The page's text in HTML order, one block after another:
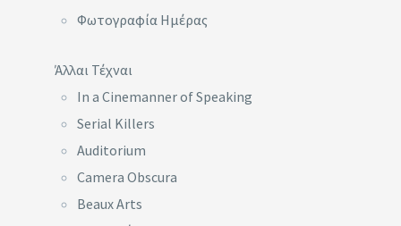
Φωτογραφία Ημέρας
Άλλαι Τέχναι
In a Cinemanner of Speaking
Serial Killers
Auditorium
Camera Obscura
Beaux Arts